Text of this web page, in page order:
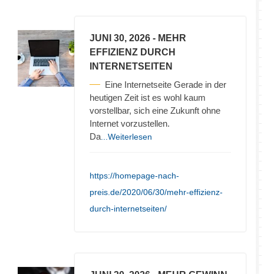
JUNI 30, 2026 - MEHR
EFFIZIENZ DURCH
INTERNETSEITEN
Eine Internetseite Gerade in der
heutigen Zeit ist es wohl kaum
vorstellbar, sich eine Zukunft ohne
Internet vorzustellen.
Da ...Weiterlesen
https://homepage-nach-
preis.de/2020/06/30/mehr-effizienz-
durch-internetseiten/